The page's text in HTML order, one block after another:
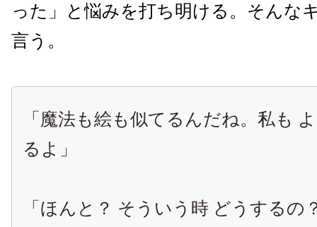
った」と悩みを打ち明ける。そんな
言う。
「魔法も絵も似てるんだね。私も
るよ」
「ほんと？ そういう時 どうするの